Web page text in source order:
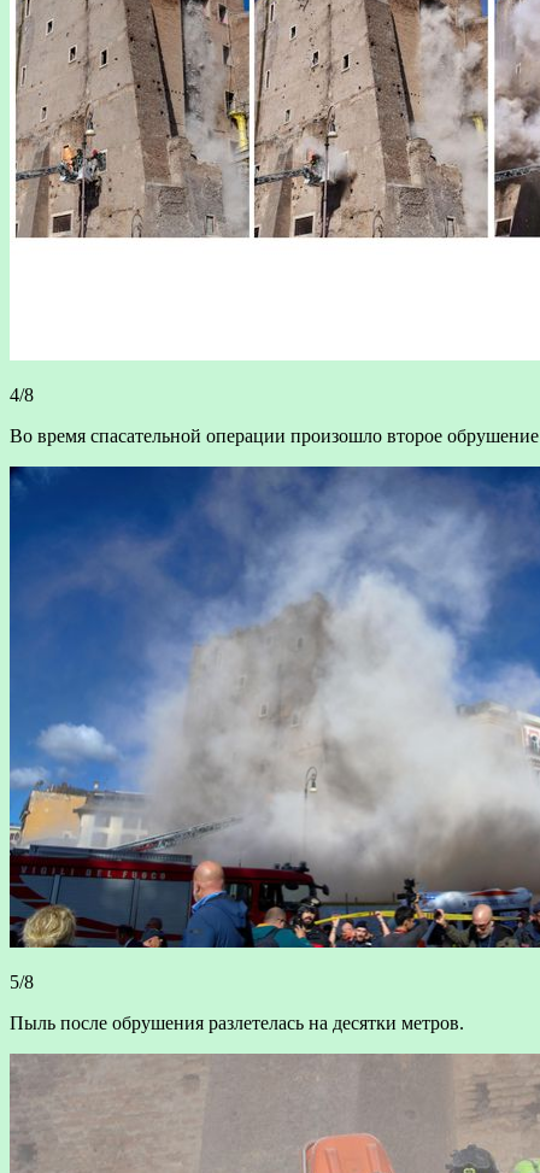
4/8
Во время спасательной операции произошло второе
5/8
Пыль после обрушения разлетелась на десятки метров.